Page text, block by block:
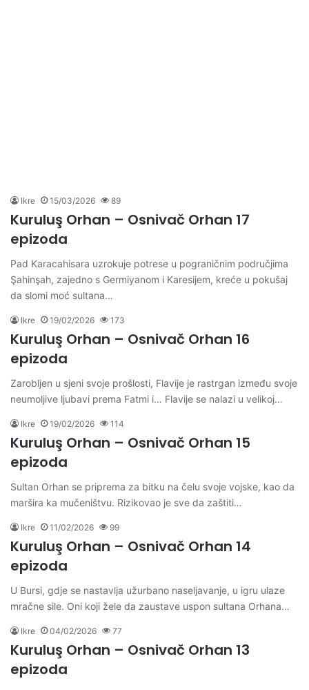
Ikre 15/03/2026 89
Kuruluş Orhan – Osnivač Orhan 17
epizoda
Pad Karacahisara uzrokuje potrese u pograničnim područjima
Şahinşah, zajedno s Germiyanom i Karesijem, kreće u pokušaj
da slomi moć sultana…
Ikre 19/02/2026 173
Kuruluş Orhan – Osnivač Orhan 16
epizoda
Zarobljen u sjeni svoje prošlosti, Flavije je rastrgan između svoje
neumoljive ljubavi prema Fatmi i… Flavije se nalazi u velikoj…
Ikre 19/02/2026 114
Kuruluş Orhan – Osnivač Orhan 15
epizoda
Sultan Orhan se priprema za bitku na čelu svoje vojske, kao da
maršira ka mučeništvu. Rizikovao je sve da zaštiti…
Ikre 11/02/2026 99
Kuruluş Orhan – Osnivač Orhan 14
epizoda
U Bursi, gdje se nastavlja užurbano naseljavanje, u igru ulaze
mračne sile. Oni koji žele da zaustave uspon sultana Orhana…
Ikre 04/02/2026 77
Kuruluş Orhan – Osnivač Orhan 13
epizoda